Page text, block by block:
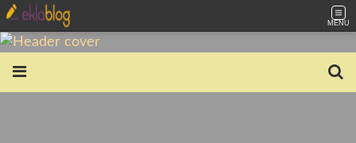
MENU